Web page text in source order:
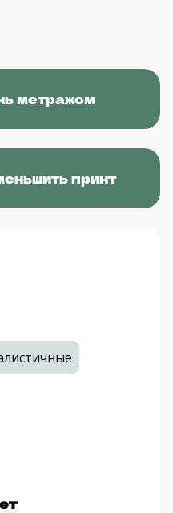
метражом
принт